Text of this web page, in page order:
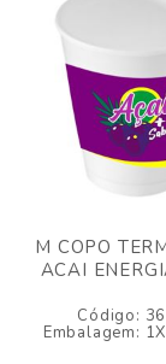
M COPO
ACAI
Código:
Embalagem: